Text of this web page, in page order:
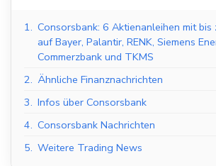
1. Consorsbank: 6 Aktienanleihen mit bis
auf Bayer, Palantir, RENK, Siemens
Commerzbank und TKMS
2. Ähnliche Finanznachrichten
3. Infos über Consorsbank
4. Consorsbank Nachrichten
5. Weitere Trading News